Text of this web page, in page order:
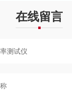
在线留言